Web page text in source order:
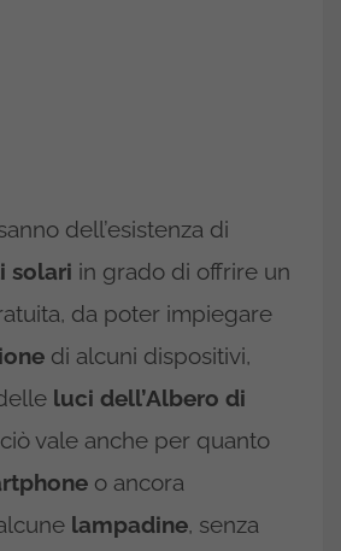
dell’esistenza di
solari in grado di offrire un
da poter impiegare
di alcuni dispositivi,
luci dell’Albero di
vale anche per quanto
o ancora
lampadine, senza